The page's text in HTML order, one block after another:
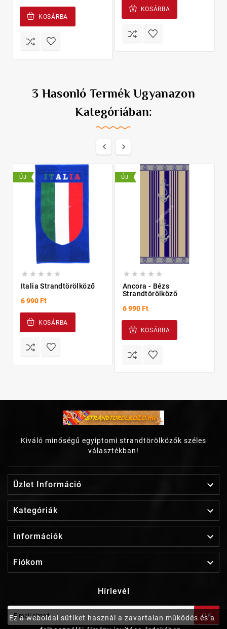
Ez a weboldal sütiket használ a zavartalan működés és a
KOSÁRBA
KOSÁRBA
3 Hasonló Termék Ugyanazon
Kategóriában:
 
ÚJ
    
Italia Strandtörölköző
6 990 Ft
KOSÁRBA
ÚJ
    
Ancora - Bézs
Strandtörölköző
6 990 Ft
KOSÁRBA
Kiváló minőségű egyiptomi strandtörölközők széles
választékban!
Üzlet Információ 
Kategóriák 
Információk 
Fiókom 
Hírlevél
OK